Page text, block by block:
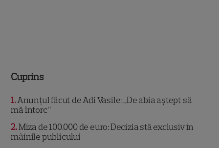
Cuprins
1 Anunțul făcut de Adi Vasile: „De abia aștept să
mă întorc”
2 Miza de 100.000 de euro: Decizia stă exclusiv în
mâinile publicului